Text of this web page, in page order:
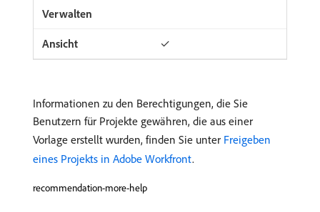
✓
Informationen zu den Berechtigungen, die Sie
Benutzern für Projekte gewähren, die aus einer
Vorlage erstellt wurden, finden Sie unter Freigeben
eines Projekts in Adobe Workfront.
recommendation-more-help